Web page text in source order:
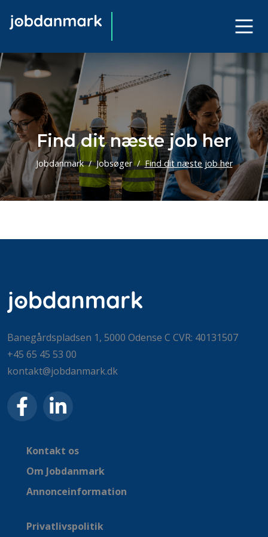
Find dit næste job her
Jobdanmark Jobsøger Find dit næste job her
Banegårdspladsen 1, 5000 Odense C CVR: 40131507
+45 65 45 53 00
kontakt@jobdanmark.dk
Kontakt os
Om Jobdanmark
Annonceinformation
Privatlivspolitik